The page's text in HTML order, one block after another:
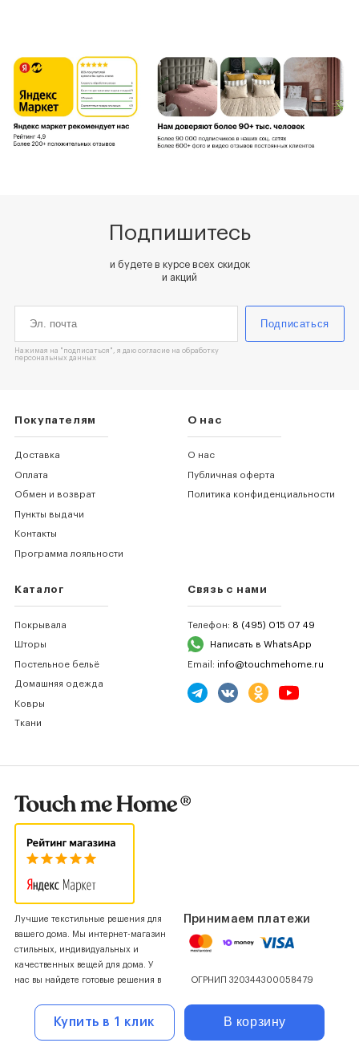
В корзину
Купить в 1 клик
Подпишитесь
и будете в курсе всех скидок
и акций
Нажимая на "подписаться", я даю согласие на обработку
персональных данных
Подписаться
Покупателям
Доставка
Оплата
Обмен и возврат
Пункты выдачи
Контакты
Программа лояльности
О нас
О нас
Публичная оферта
Политика конфиденциальности
Каталог
Покрывала
Шторы
Постельное бельё
Домашняя одежда
Ковры
Ткани
Связь с нами
Телефон: 8 (495) 015 07 49
Написать в WhatsApp
Email: info@touchmehome.ru
Принимаем платежи
ОГРНИП 320344300058479
Лучшие текстильные решения для
вашего дома. Мы интернет-магазин
стильных, индивидуальных и
качественных вещей для дома. У
нас вы найдете готовые решения в
© 2019-2026 Touch Me Home. Все
материалы на сайте защищены